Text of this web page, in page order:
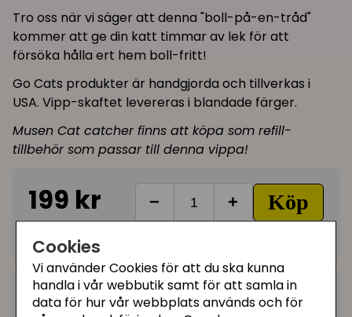
Cookies
Vi använder Cookies för att du ska kunna
handla i vår webbutik samt för att samla in
data för hur vår webbplats används och för
Tro oss när vi säger att denna "boll-på-en-tråd"
kommer att ge din katt timmar av lek för att
försöka hålla ert hem boll-fritt!
Go Cats produkter är handgjorda och tillverkas i
USA. Vipp-skaftet levereras i blandade färger.
Musen Cat catcher finns att köpa som refill-
tillbehör som passar till denna vippa!
199 kr − + Köp
Ej i lager, leveranstid 10-14 vardagar
Kategorier: